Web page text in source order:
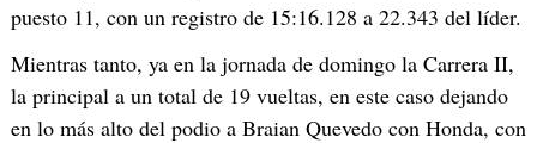
puesto 11, con un registro de 15:16.128 a 22.343 del líder.
Mientras tanto, ya en la jornada de domingo la Carrera II,
la principal a un total de 19 vueltas, en este caso dejando
en lo más alto del podio a Braian Quevedo con Honda, con